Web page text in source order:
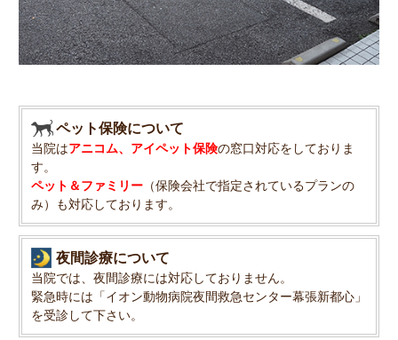
ペット保険について
当院はアニコム、アイペット保険の窓口対応をしておりま
す。
ペット＆ファミリー（保険会社で指定されているプランの
み）も対応しております。
夜間診療について
当院では、夜間診療には対応しておりません。
緊急時には「イオン動物病院夜間救急センター幕張新都心」
を受診して下さい。